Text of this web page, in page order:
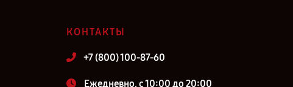
КОНТАКТЫ
+7 (800) 100-87-60
Ежедневно, с 10:00 до 20:00